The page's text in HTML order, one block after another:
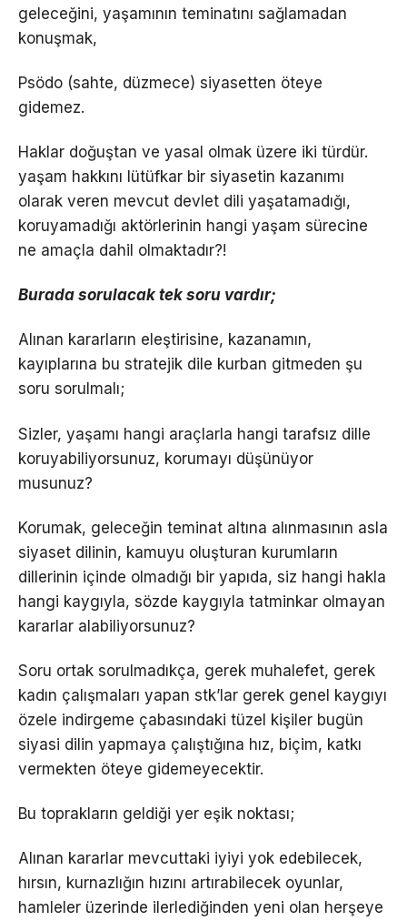
geleceğini, yaşamının teminatını sağlamadan
konuşmak,
Psödo (sahte, düzmece) siyasetten öteye
gidemez.
Haklar doğuştan ve yasal olmak üzere iki türdür.
yaşam hakkını lütüfkar bir siyasetin kazanımı
olarak veren mevcut devlet dili yaşatamadığı,
koruyamadığı aktörlerinin hangi yaşam sürecine
ne amaçla dahil olmaktadır?!
Burada sorulacak tek soru vardır;
Alınan kararların eleştirisine, kazanamın,
kayıplarına bu stratejik dile kurban gitmeden şu
soru sorulmalı;
Sizler, yaşamı hangi araçlarla hangi tarafsız dille
koruyabiliyorsunuz, korumayı düşünüyor
musunuz?
Korumak, geleceğin teminat altına alınmasının asla
siyaset dilinin, kamuyu oluşturan kurumların
dillerinin içinde olmadığı bir yapıda, siz hangi hakla
hangi kaygıyla, sözde kaygıyla tatminkar olmayan
kararlar alabiliyorsunuz?
Soru ortak sorulmadıkça, gerek muhalefet, gerek
kadın çalışmaları yapan stk’lar gerek genel kaygıyı
özele indirgeme çabasındaki tüzel kişiler bugün
siyasi dilin yapmaya çalıştığına hız, biçim, katkı
vermekten öteye gidemeyecektir.
Bu toprakların geldiği yer eşik noktası;
Alınan kararlar mevcuttaki iyiyi yok edebilecek,
hırsın, kurnazlığın hızını artırabilecek oyunlar,
hamleler üzerinde ilerlediğinden yeni olan herşeye